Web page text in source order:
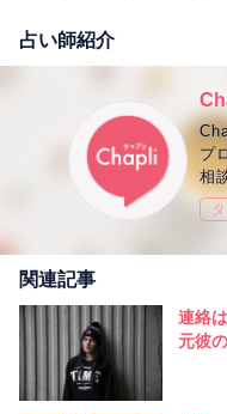
占い師紹介
プ
相
関連記事
連絡
元彼